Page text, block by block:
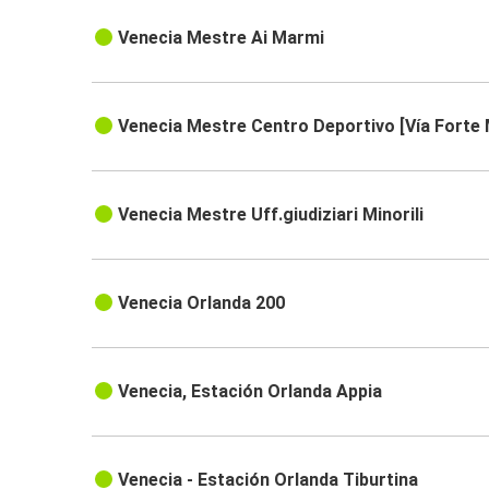
Venecia Mestre Ai Marmi
Venecia Mestre Centro Deportivo [Vía Forte
Venecia Mestre Uff.giudiziari Minorili
Venecia Orlanda 200
Venecia, Estación Orlanda Appia
Venecia - Estación Orlanda Tiburtina